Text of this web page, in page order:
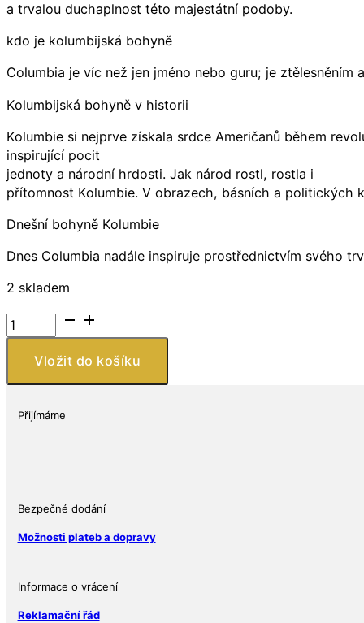
a trvalou duchaplnost této majestátní podoby.
kdo je kolumbijská bohyně
Columbia je víc než jen jméno nebo guru; je
Kolumbijská bohyně v historii
Kolumbie si nejprve získala srdce Američanů během
inspirující pocit
jednoty a národní hrdosti. Jak národ rostl, rostla i
přítomnost Kolumbie. V obrazech, básních a politických
Dnešní bohyně Kolumbie
Dnes Columbia nadále inspiruje prostřednictvím svého
2 skladem
Stříbrná
mince
Columbia
Oz
Vložit do košíku
Přijímáme
Bezpečné dodání
Možnosti plateb a dopravy
Informace o vrácení
Reklamační řád